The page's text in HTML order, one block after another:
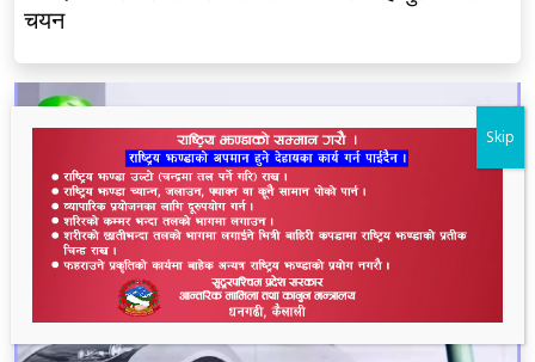
चयन
Skip